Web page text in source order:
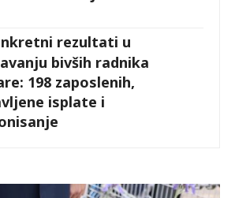
rezultati u
bivših radnika
198 zaposlenih,
isplate i